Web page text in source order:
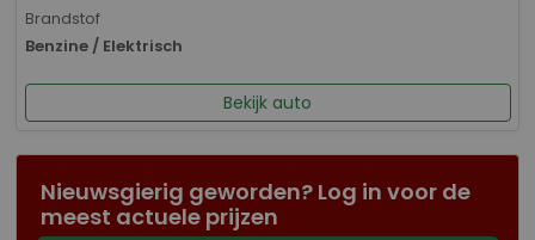
Brandstof
Benzine / Elektrisch
Bekijk auto
Nieuwsgierig geworden? Log in voor de
meest actuele prijzen